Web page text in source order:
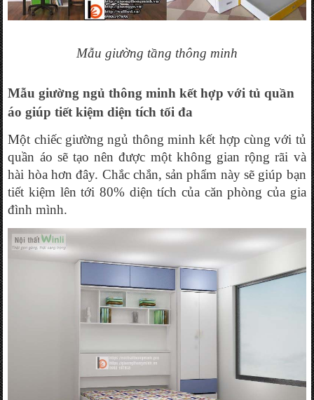
Mẫu giường tầng thông minh
Mẫu giường ngủ thông minh kết hợp với tủ quần
áo giúp tiết kiệm diện tích tối đa
Một chiếc giường ngủ thông minh kết hợp cùng với tủ
quần áo sẽ tạo nên được một không gian rộng rãi và
hài hòa hơn đây. Chắc chắn, sản phẩm này sẽ giúp bạn
tiết kiệm lên tới 80% diện tích của căn phòng của gia
đình mình.